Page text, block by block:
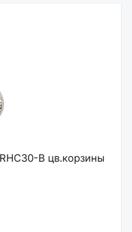
B цв.корзины